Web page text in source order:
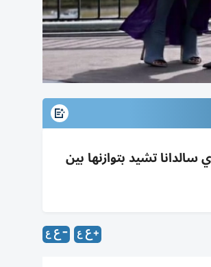
سالدانا تشيد بتوازنها بين